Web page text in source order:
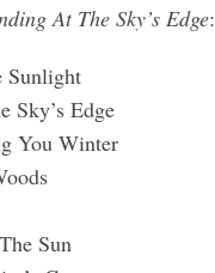
At The Sky’s Edge:
Sunlight
Sky’s Edge
You Winter
Sun